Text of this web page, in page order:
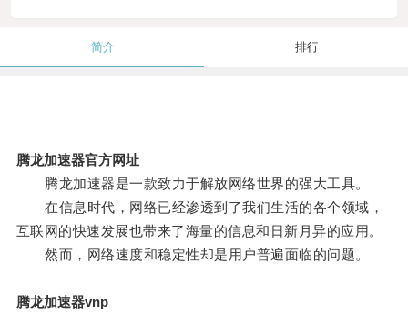
简介 排行
腾龙加速器官方网址
腾龙加速器是一款致力于解放网络世界的强大工具。
在信息时代，网络已经渗透到了我们生活的各个领域，
互联网的快速发展也带来了海量的信息和日新月异的应用。
然而，网络速度和稳定性却是用户普遍面临的问题。
腾龙加速器vnp